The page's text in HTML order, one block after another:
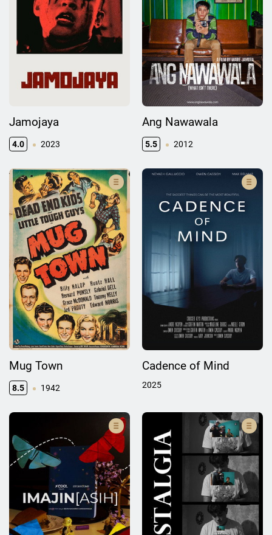
Jamojaya
4.0 2023
Ang Nawawala
5.5 2012
Mug Town
8.5 1942
Cadence of Mind
2025